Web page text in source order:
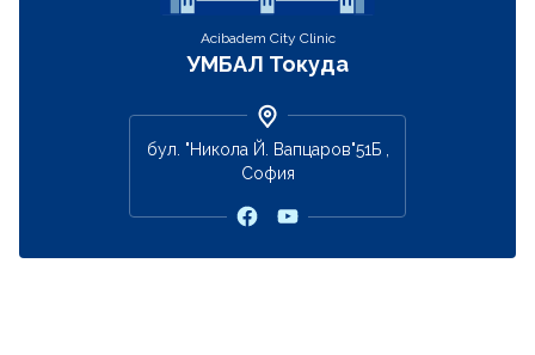
Acibadem City Clinic
УМБАЛ Токуда
бул. "Никола Й. Вапцаров"51Б ,
София